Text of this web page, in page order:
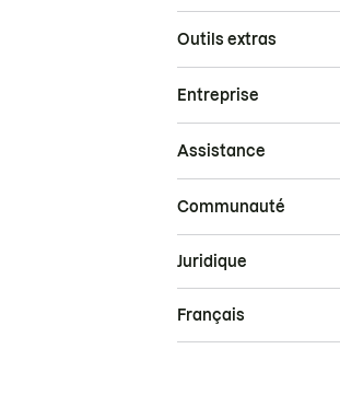
Outils extras
Entreprise
Assistance
Communauté
Juridique
Français